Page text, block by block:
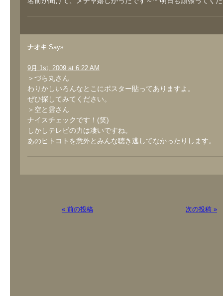
ナオキ Says:
9月 1st, 2009 at 6:22 AM
＞づら丸さん
わりかしいろんなとこにポスター貼ってありますよ。
ぜひ探してみてください。
＞空と雲さん
ナイスチェックです！(笑)
しかしテレビの力は凄いですね。
あのヒトコトを意外とみんな聴き逃してなかったりします。
« 前の投稿 次の投稿 »